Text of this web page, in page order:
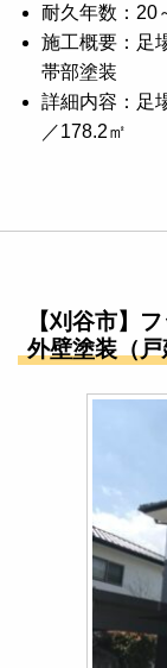
耐久年数：20
施工概要：
帯部塗装
詳細内容：
／178.2㎡
【刈谷市】
外壁塗装（戸